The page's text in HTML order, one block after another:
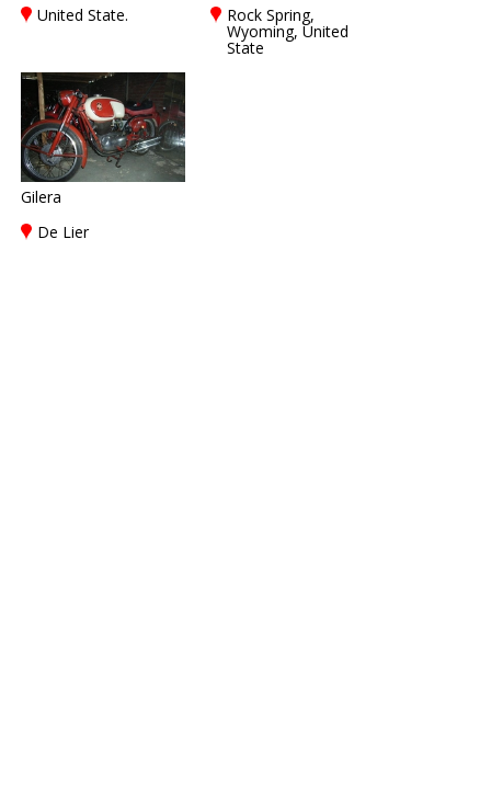
United State.
Rock Spring,
Wyoming, United
State
Gilera
De Lier